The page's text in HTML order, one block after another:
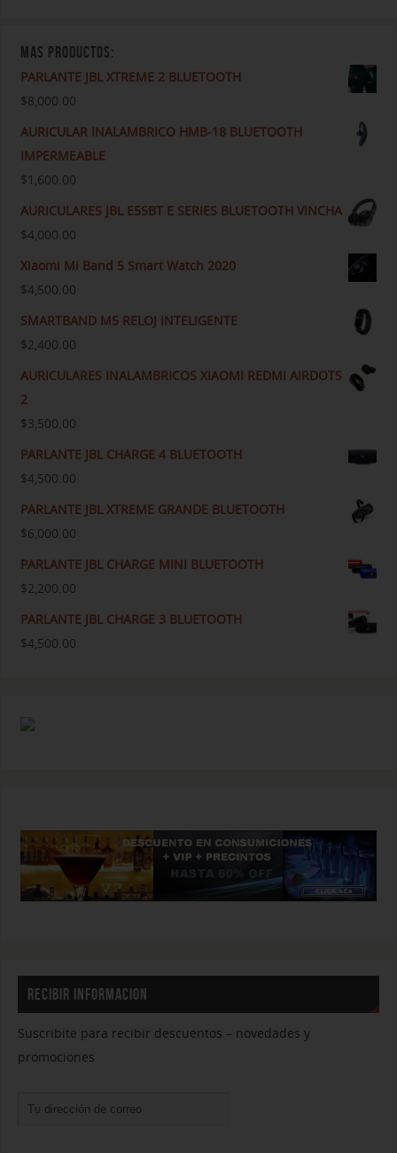
MAS PRODUCTOS:
PARLANTE JBL XTREME 2 BLUETOOTH
$8,000.00
AURICULAR INALAMBRICO HMB-18 BLUETOOTH
IMPERMEABLE
$1,600.00
AURICULARES JBL E55BT E SERIES BLUETOOTH VINCHA
$4,000.00
Xiaomi Mi Band 5 Smart Watch 2020
$4,500.00
SMARTBAND M5 RELOJ INTELIGENTE
$2,400.00
AURICULARES INALAMBRICOS XIAOMI REDMI AIRDOTS
2
$3,500.00
PARLANTE JBL CHARGE 4 BLUETOOTH
$4,500.00
PARLANTE JBL XTREME GRANDE BLUETOOTH
$6,000.00
PARLANTE JBL CHARGE MINI BLUETOOTH
$2,200.00
PARLANTE JBL CHARGE 3 BLUETOOTH
$4,500.00
RECIBIR INFORMACION
Suscribite para recibir descuentos – novedades y
promociones